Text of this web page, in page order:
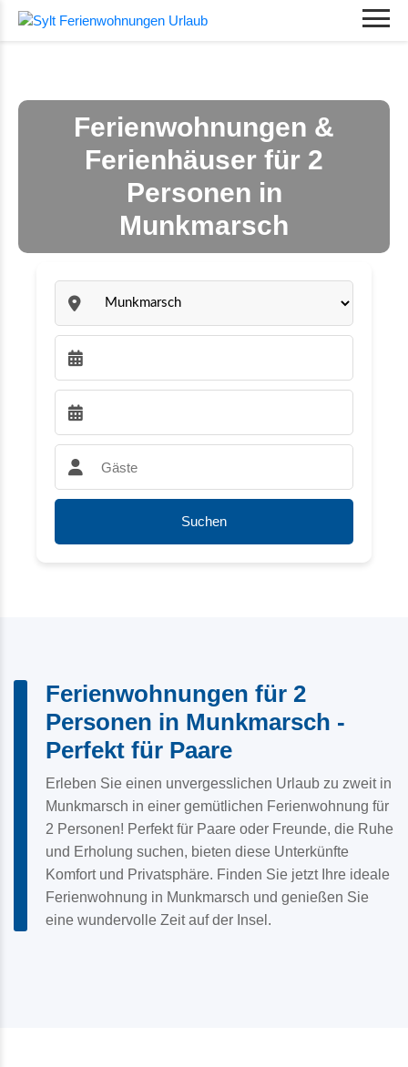
Ferienwohnungen &
Ferienhäuser für 2
Personen in
Munkmarsch
Sylt:
Anreise wählen:
Abreise wählen:
Gäste:
Suchen
Ferienwohnungen für 2
Personen in Munkmarsch -
Perfekt für Paare
Erleben Sie einen unvergesslichen Urlaub zu zweit in
Munkmarsch in einer gemütlichen Ferienwohnung für
2 Personen! Perfekt für Paare oder Freunde, die Ruhe
und Erholung suchen, bieten diese Unterkünfte
Komfort und Privatsphäre. Finden Sie jetzt Ihre ideale
Ferienwohnung in Munkmarsch und genießen Sie
eine wundervolle Zeit auf der Insel.